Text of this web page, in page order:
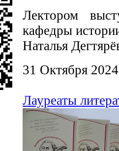
Лектором
кафедры
Наталья
31 Октября 2024
Лауреаты